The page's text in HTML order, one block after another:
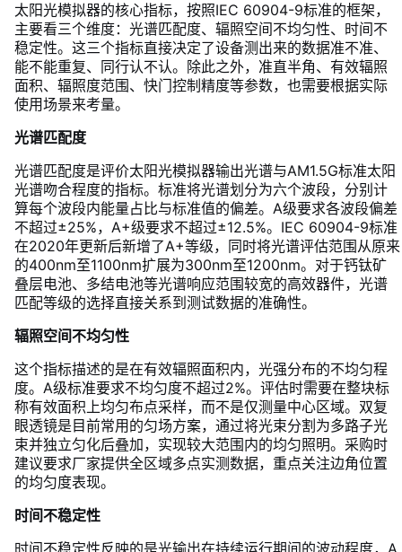
太阳光模拟器的核心指标，按照IEC 60904-9标准的框架，
主要看三个维度：光谱匹配度、辐照空间不均匀性、时间不
稳定性。这三个指标直接决定了设备测出来的数据准不准、
能不能重复、同行认不认。除此之外，准直半角、有效辐照
面积、辐照度范围、快门控制精度等参数，也需要根据实际
使用场景来考量。
光谱匹配度
光谱匹配度是评价太阳光模拟器输出光谱与AM1.5G标准太阳
光谱吻合程度的指标。标准将光谱划分为六个波段，分别计
算每个波段内能量占比与标准值的偏差。A级要求各波段偏差
不超过±25%，A+级要求不超过±12.5%。IEC 60904-9标准
在2020年更新后新增了A+等级，同时将光谱评估范围从原来
的400nm至1100nm扩展为300nm至1200nm。对于钙钛矿
叠层电池、多结电池等光谱响应范围较宽的高效器件，光谱
匹配等级的选择直接关系到测试数据的准确性。
辐照空间不均匀性
这个指标描述的是在有效辐照面积内，光强分布的不均匀程
度。A级标准要求不均匀度不超过2%。评估时需要在整块标
称有效面积上均匀布点采样，而不是仅测量中心区域。双复
眼透镜是目前常用的匀场方案，通过将光束分割为多路子光
束并独立匀化后叠加，实现较大范围内的均匀照明。采购时
建议要求厂家提供全区域多点实测数据，重点关注边角位置
的均匀度表现。
时间不稳定性
时间不稳定性反映的是光输出在持续运行期间的波动程度，A